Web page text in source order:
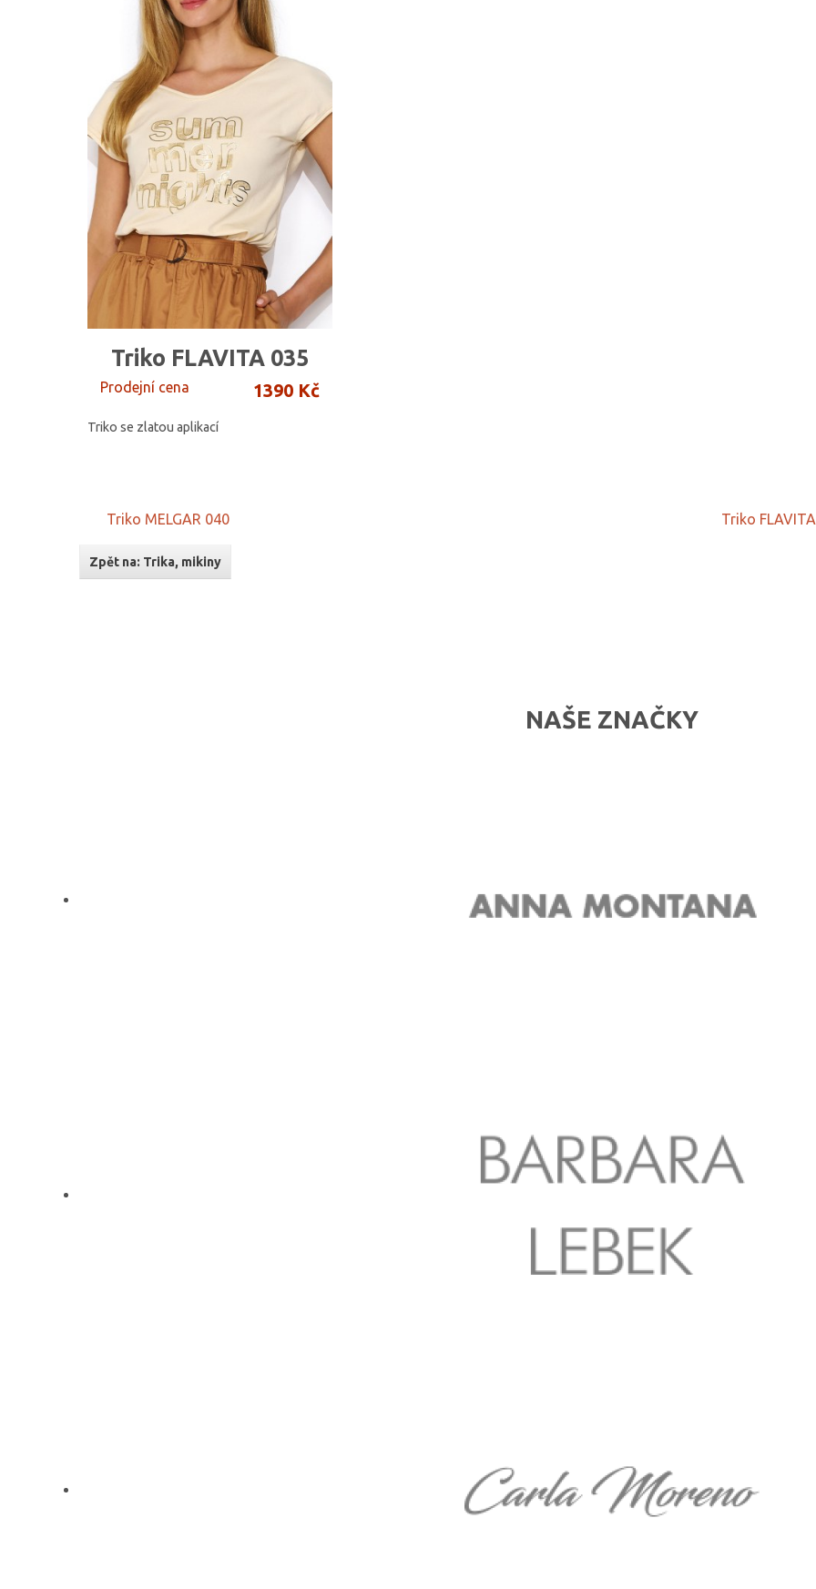
Triko FLAVITA 035
Prodejní cena 1390 Kč
Triko se zlatou aplikací
Triko
Triko MELGAR 040
Zpět na: Trika, mikiny
NAŠE ZNAČKY